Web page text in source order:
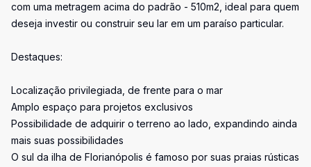
com uma metragem acima do padrão - 510m2, ideal para quem
deseja investir ou construir seu lar em um paraíso particular.
Destaques:
Localização privilegiada, de frente para o mar
Amplo espaço para projetos exclusivos
Possibilidade de adquirir o terreno ao lado, expandindo ainda
mais suas possibilidades
O sul da ilha de Florianópolis é famoso por suas praias rústicas